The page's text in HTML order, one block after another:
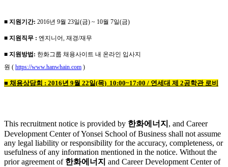
■ 지원기간: 2016년 9월 23일(금) ~ 10월 7일(금)
■ 지원직무 : 엔지니어, 재경/재무
■ 지원방법: 한화그룹 채용사이트 내 온라인 입사지
원 ( https://www.hanwhain.com )
■ 채용상담회 : 2016년 9월 22일(목) 10:00~17:00 / 연세대 제 2공학관 로비
This recruitment notice is provided by 한화에너지 , and Career
Development Center of Yonsei School of Business shall not assume
any legal liability or responsibility for the accuracy, completeness, or
usefulness of any information mentioned in the notice. Without the
prior agreement of 한화에너지 and Career Development Center of